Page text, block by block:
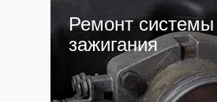
Ремонт системы
зажигания